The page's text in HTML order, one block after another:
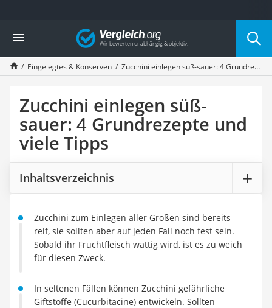
Die beliebtesten Vergleiche nach Kategorie
Lebensmittel
Schwarzkümmelöl
Knäckebrot
Manukahonig
Eiklar
Astronautenkost
Balsamico-Essig
Schwarzkümmelöl bio
Sardinen
Honig
Gemüsebrühe
Irischer Whiskey
Grapefruitkernextrakt
Matcha-Set
Sojasauce
Trüffelöl
Vergleich
Eingelegtes & Konserven Zucchini einlegen süß-sauer: 4 Grundrezepte und viele Tipps
Zucchini einlegen süß-
sauer: 4 Grundrezepte und
viele Tipps
Inhaltsverzeichnis
Zucchini zum Einlegen aller Größen sind bereits
reif, sie sollten aber auf jeden Fall noch fest sein.
Sobald ihr Fruchtfleisch wattig wird, ist es zu weich
für diesen Zweck.
In seltenen Fällen können Zucchini gefährliche
Giftstoffe (Cucurbitacine) entwickeln. Sollten